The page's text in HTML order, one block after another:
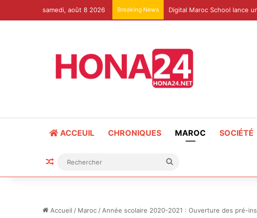
samedi, août 8 2026 Breaking News
ACCEUIL CHRONIQUES MAROC SOCIÉTÉ
Article Aléatoire
Accueil / Maroc / Année scolaire 2020-2021 : Ouverture des pré-